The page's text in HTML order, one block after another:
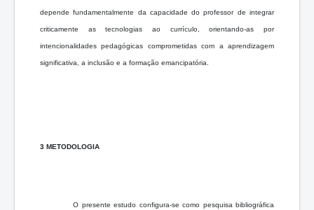
depende fundamentalmente da capacidade do professor de integrar
criticamente as tecnologias ao currículo, orientando-as por
intencionalidades pedagógicas comprometidas com a aprendizagem
significativa, a inclusão e a formação emancipatória.
3 METODOLOGIA
O presente estudo configura-se como pesquisa bibliográfica